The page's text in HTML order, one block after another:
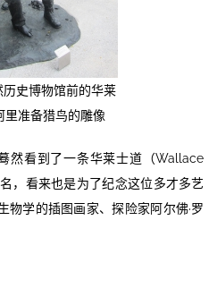
史博物馆前的华莱
里准备猎鸟的雕像
然看到了一条华莱士道（Wallace
，看来也是为了纪念这位多才多艺
物学的插图画家、探险家阿尔佛·罗